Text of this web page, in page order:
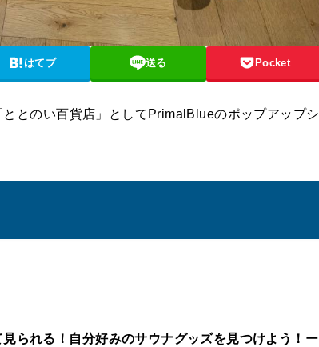
はてブ 送る Pocket
とのい百貨店」としてPrimalBlueのポップアップシ
られる！自分好みのサウナグッズを見つけよう！ー